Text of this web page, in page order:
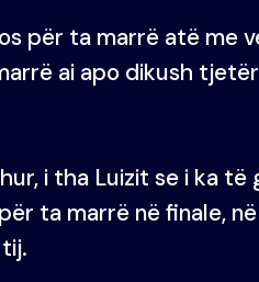
për ta marrë atë me
ai apo dikush
i tha Luizit se i ka
ta marrë në finale,